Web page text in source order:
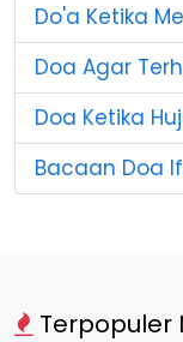
Do'a Ketika
Doa Agar
Doa Ketika
Bacaan Doa
Terpopuler